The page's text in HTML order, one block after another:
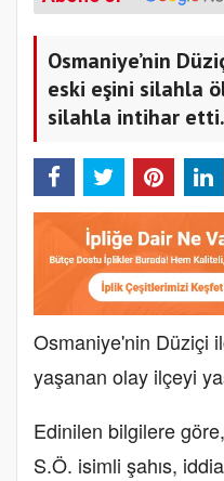
Osmaniye’nin
eski eşini silahla
silahla intihar etti.
Osmaniye'nin Düziçi
yaşanan olay ilçeyi
Edinilen bilgilere
S.Ö. isimli şahıs,